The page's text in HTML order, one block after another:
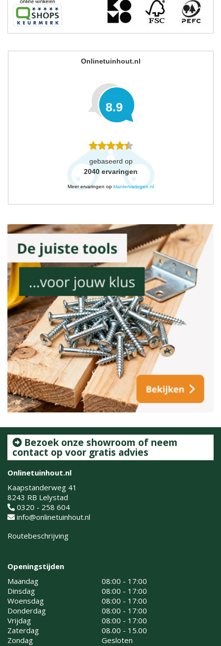
Onlinetuinhout.nl
8.9
gebaseerd op
2040 ervaringen
Meer ervaringen op klantervaringen.nl
Bezoek onze showroom of neem
contact op voor gratis advies
Onlinetuinhout.nl
Kaapstanderweg 41
8243 RB Lelystad
0320 - 258 604
info@onlinetuinhout.nl
Routebeschrijving
Openingstijden
Maandag
08:00 - 17:00
Dinsdag
08:00 - 17:00
Woensdag
08:00 - 17:00
Donderdag
08:00 - 17:00
Vrijdag
08:00 - 17:00
Zaterdag
08.00 - 15.00
Zondag
Gesloten